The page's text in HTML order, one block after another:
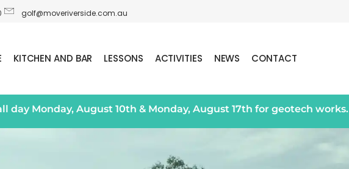
golf@moveriverside.com.au
KITCHEN AND BAR LESSONS ACTIVITIES NEWS CONTACT
day Monday, August 10th & Monday, August 17th for geotech works.